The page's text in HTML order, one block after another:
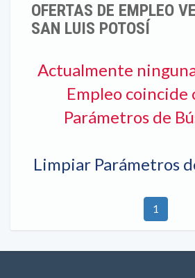
OFERTAS DE EMPLEO
SAN LUIS POTOSÍ
Actualmente
Empleo coincide
Parámetros de
Limpiar Parámetros
1